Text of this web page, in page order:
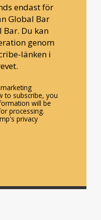
endast för
Global Bar
Bar. Du kan
genom
länken i
to subscribe, you
will be
processing.
privacy